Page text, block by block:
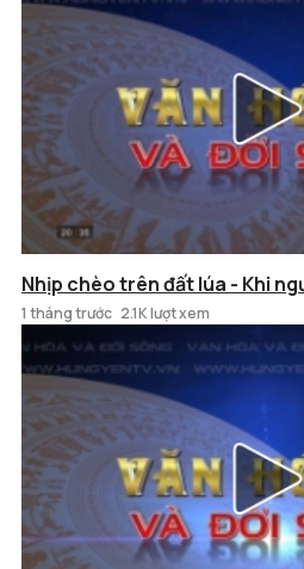
Nhịp chèo trên đất lúa - Khi
1 tháng trước 2.1K lượt xem